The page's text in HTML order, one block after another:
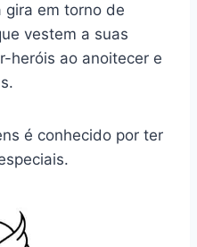
gira em torno de
vestem a suas
heróis ao anoitecer e
é conhecido por ter